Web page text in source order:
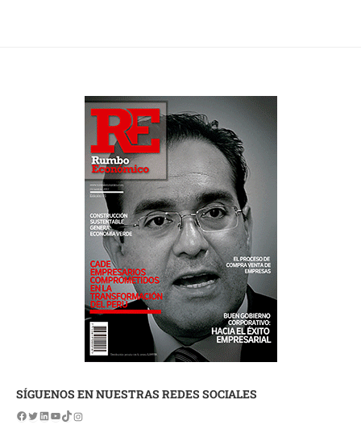
SÍGUENOS EN NUESTRAS REDES SOCIALES